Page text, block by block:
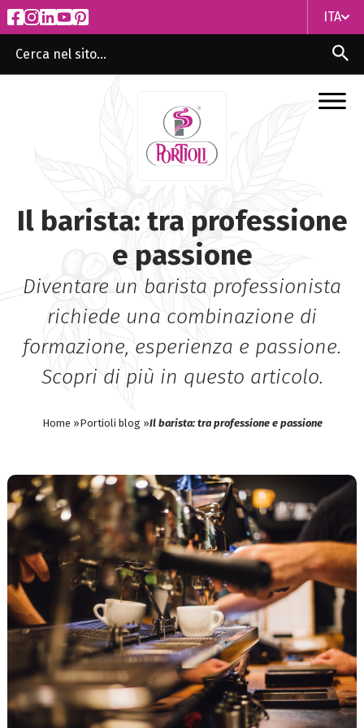
ITA
ITA
ENG
Il barista: tra professione
e passione
Diventare un barista professionista
richiede una combinazione di
formazione, esperienza e passione.
Scopri di più in questo articolo.
Home »Portioli blog »Il barista: tra professione e passione